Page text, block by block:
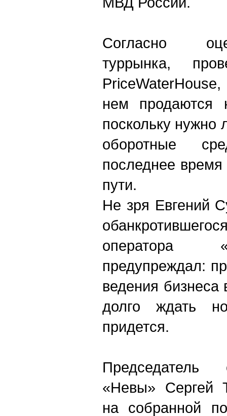
Согласно
туррынка,
нем продаются
поскольку нужно
оборотные
последнее
пути.
Не зря Евгений
оператора
предупреждал:
ведения бизнеса
долго ждать
придется.
Председатель
«Невы» Сергей
на собранной